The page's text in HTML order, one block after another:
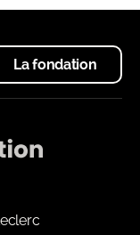
La fondation